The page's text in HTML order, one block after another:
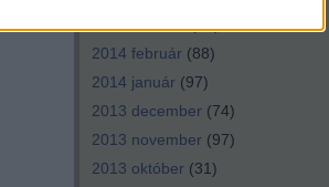
2014 február (88)
2014 január (97)
2013 december (74)
2013 november (97)
2013 október (31)